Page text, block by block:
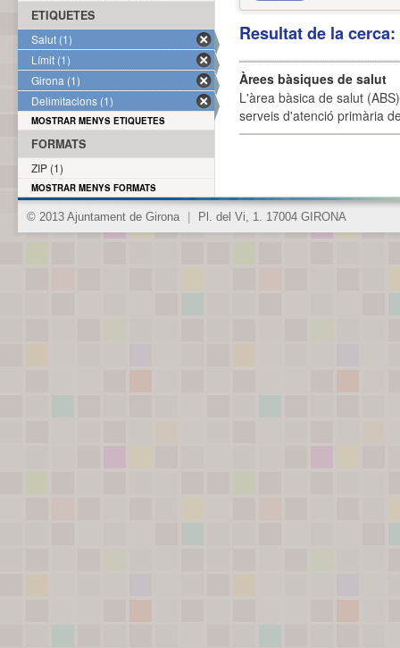
Resultat de la
Àrees bàsiques de salut
L'àrea bàsica de salut
serveis d'atenció primària
ETIQUETES
Salut (1)
Límit (1)
Girona (1)
Delimitacions (1)
MOSTRAR MENYS ETIQUETES
FORMATS
ZIP (1)
MOSTRAR MENYS FORMATS
© 2013 Ajuntament de Girona Pl. del Vi, 1. 17004 GIRONA